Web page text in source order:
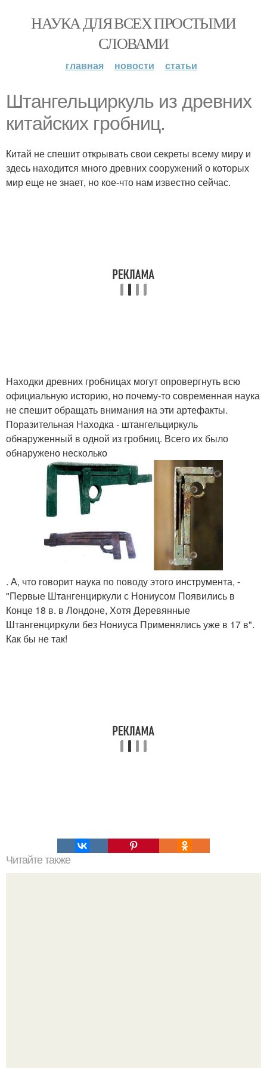
НАУКА ДЛЯ ВСЕХ ПРОСТЫМИ
СЛОВАМИ
главная новости статьи
Штангельциркуль из древних
китайских гробниц.
Китай не спешит открывать свои секреты всему миру и
здесь находится много древних сооружений о которых
мир еще не знает, но кое-что нам известно сейчас.
Находки древних гробницах могут опровергнуть всю
официальную историю, но почему-то современная наука
не спешит обращать внимания на эти артефакты.
Поразительная Находка - штангельциркуль
обнаруженный в одной из гробниц. Всего их было
обнаружено несколько
. А, что говорит наука по поводу этого инструмента, -
"Первые Штангенциркули с Нониусом Появились в
Конце 18 в. в Лондоне, Хотя Деревянные
Штангенциркули без Нониуса Применялись уже в 17 в".
Как бы не так!
Читайте также